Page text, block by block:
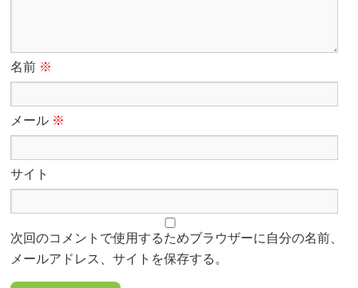
名前 ※
メール ※
サイト
次回のコメントで使用するためブラウザーに自分の名前、
メールアドレス、サイトを保存する。